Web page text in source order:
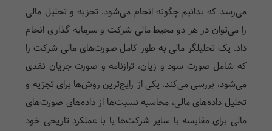
می‌رسد که بدانیم چگونه انجام می‌شود. تجزیه و تحلیل مالی
را می‌توان در هر دو محیط مالی شرکت و سرمایه گذاری انجام
داد. یک تحلیلگر مالی به طور کامل صورت‌های مالی شرکت را
که شامل صورت سود و زیان، ترازنامه و صورت جریان نقدی
می‌شود، بررسی می‌کند. یکی از رایج‌ترین روش‌ها برای تجزیه و
تحلیل داده‌های مالی، محاسبه نسبت‌ها از داده‌های صورت‌های
مالی برای مقایسه با سایر شرکت‌ها یا با عملکرد تاریخی خود